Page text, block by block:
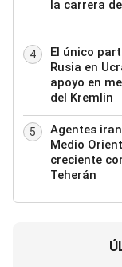
la carrera
4
El único
Rusia en
apoyo en
del Kremlin
5
Agentes
Medio
creciente
Teherán